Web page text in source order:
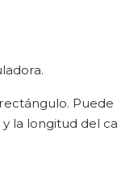
Puede
la longitud del